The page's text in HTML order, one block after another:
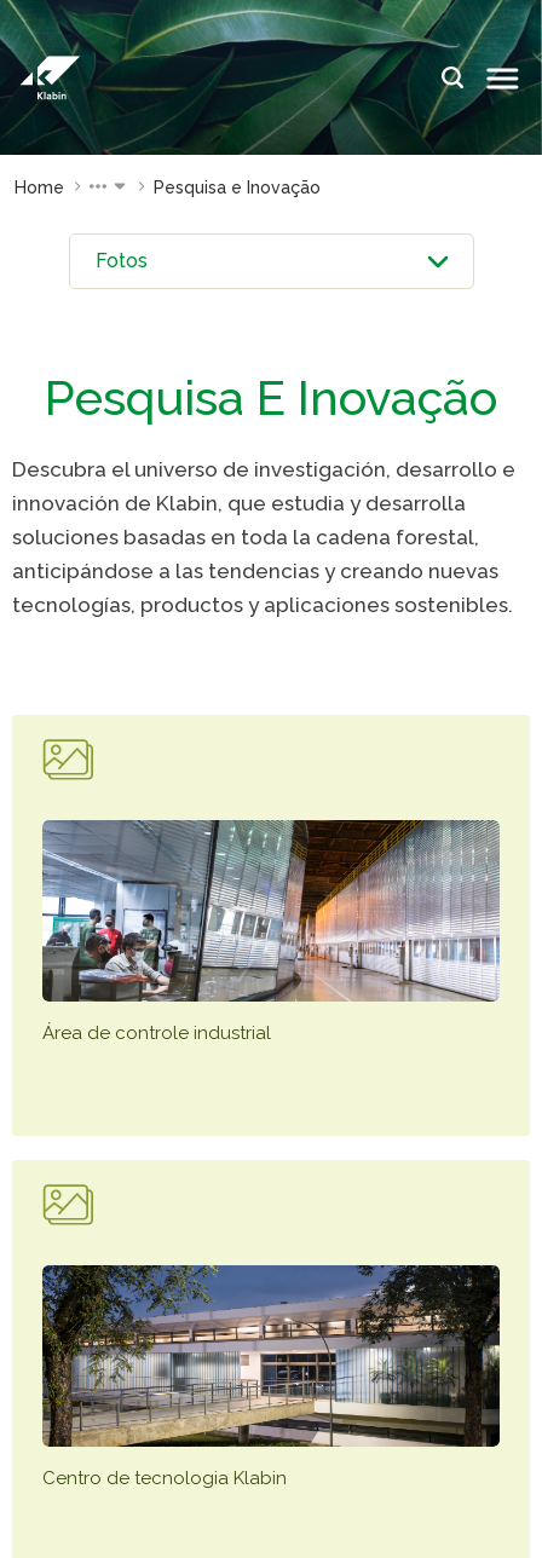
Saltar al contenido principal
IDIOMAS:
PT EN
SITIOS DE
Plante com a
Parada
general
Painel ASG
Eukaliner
Caiubi
Home Pesquisa e Inovação
Pesquisa E Inovação
Descubra el universo de investigación, desarrollo e
innovación de Klabin, que estudia y desarrolla
soluciones basadas en toda la cadena forestal,
anticipándose a las tendencias y creando nuevas
tecnologías, productos y aplicaciones sostenibles.
Área de controle industrial
Centro de tecnologia Klabin